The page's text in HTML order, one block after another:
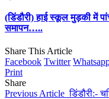
(डिंडौरी) हाई स्कूल मुड़की में
समापन…..
Share This Article
Facebook Twitter
Print
Share
Previous Article डिंडौरी:-